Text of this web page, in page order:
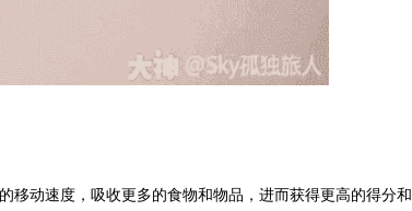
移动速度，吸收更多的食物和物品，进而获得更高的得分和